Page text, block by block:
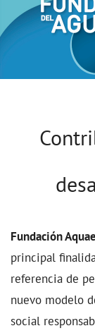
Fundación Aquae
principal
referencia de
nuevo modelo
social